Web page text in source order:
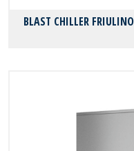
BLAST CHILLER